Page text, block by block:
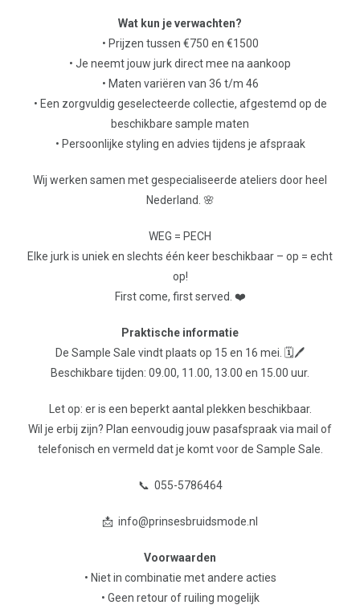
Wat kun je verwachten?
• Prijzen tussen €750 en €1500
• Je neemt jouw jurk direct mee na aankoop
• Maten variëren van 36 t/m 46
• Een zorgvuldig geselecteerde collectie, afgestemd op de
beschikbare sample maten
• Persoonlijke styling en advies tijdens je afspraak
Wij werken samen met gespecialiseerde ateliers door heel
Nederland. 🌸
WEG = PECH
Elke jurk is uniek en slechts één keer beschikbaar – op = echt
op!
First come, first served. ❤️
Praktische informatie
De Sample Sale vindt plaats op 15 en 16 mei. 🗓️🖊️
Beschikbare tijden: 09.00, 11.00, 13.00 en 15.00 uur.
Let op: er is een beperkt aantal plekken beschikbaar.
Wil je erbij zijn? Plan eenvoudig jouw pasafspraak via mail of
telefonisch en vermeld dat je komt voor de Sample Sale.
📞 055-5786464
📩 info@prinsesbruidsmode.nl
Voorwaarden
• Niet in combinatie met andere acties
• Geen retour of ruiling mogelijk